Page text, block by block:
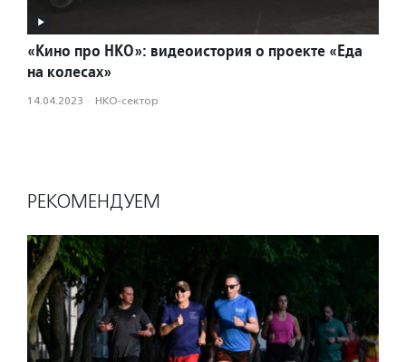
«Кино про НКО»: видеоистория о проекте «Еда
на колесах»
14.04.2023 · НКО-сектор
РЕКОМЕНДУЕМ